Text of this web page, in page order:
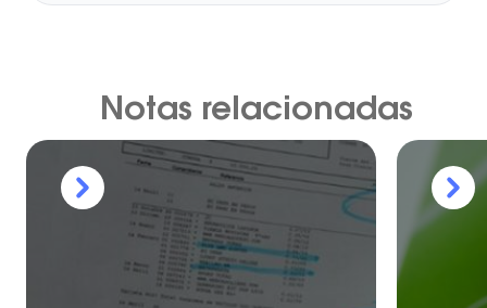
Notas relacionadas